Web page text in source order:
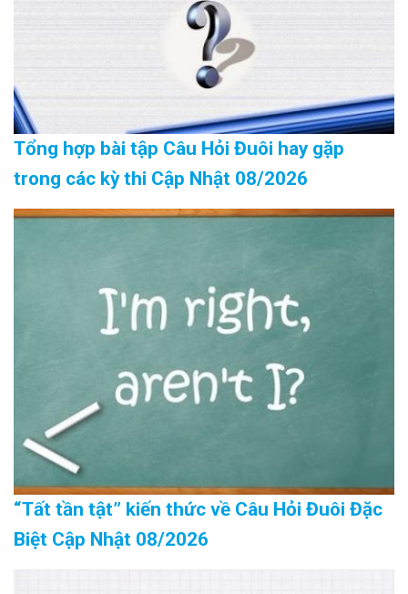
Tổng hợp bài tập Câu Hỏi Đuôi hay gặp
trong các kỳ thi Cập Nhật 08/2026
“Tất tần tật” kiến thức về Câu Hỏi Đuôi Đặc
Biệt Cập Nhật 08/2026